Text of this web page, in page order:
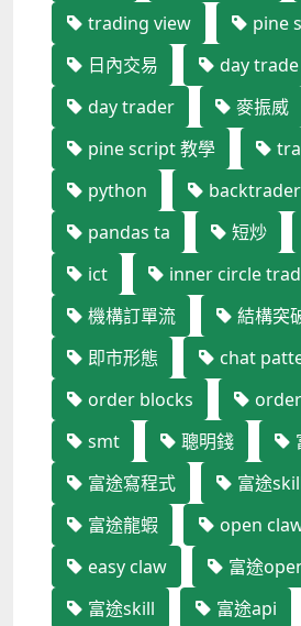
trading view
pine
日內交易
day trade
day trader
麥振威
pine script 教學
python
backtrader
pandas ta
短炒
ict
inner circle
機構訂單流
結構突
即市形態
chat
order blocks
smt
聰明錢
富途寫程式
富途
富途龍蝦
open
easy claw
富途
富途skill
富途api